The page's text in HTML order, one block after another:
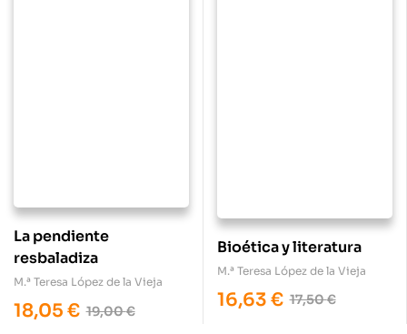
La pendiente
resbaladiza
M.ª Teresa López de la Vieja
19,00€
18,05 €
Bioética y literatura
M.ª Teresa López de la Vieja
17,50€
16,63 €